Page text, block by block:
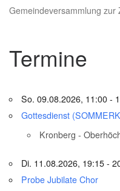
Gemeindeversammlung
Termine
So. 09.08.2026, 11:00 -
Gottesdienst
Kronberg -
Di. 11.08.2026, 19:15 -
Probe Jubilate Chor